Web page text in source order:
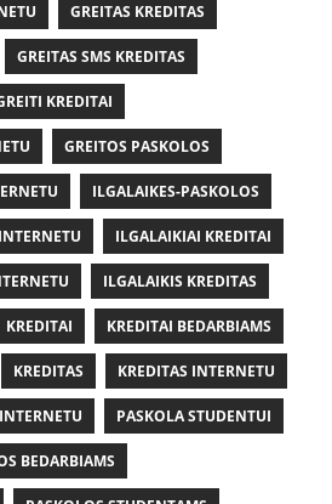
GREITAS KREDITAS
GREITAS SMS KREDITAS
KREDITAI
GREITOS PASKOLOS
ILGALAIKES-PASKOLOS
ILGALAIKIAI KREDITAI
ILGALAIKIS KREDITAS
KREDITAI KREDITAI BEDARBIAMS
KREDITAS KREDITAS INTERNETU
PASKOLA STUDENTUI
BEDARBIAMS